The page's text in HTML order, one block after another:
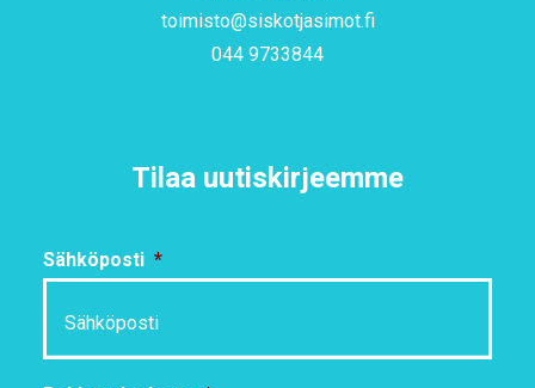
toimisto@siskotjasimot.fi
044 9733844
Tilaa uutiskirjeemme
Sähköposti *